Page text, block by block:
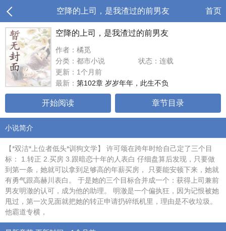
空降的上司，是我渣过的前男友 首页
空降的上司，是我渣过的前男友
作者：橘觅
分类：都市小说
状态：连载
更新：1个月前
最新： 第102章 岁岁年年，此生不负
开始阅读 章节目录
小说简介
【*双洁*上位者低头*训狗文学】 许可颂在跨年时给自己定了三个目
标： 1.转正 2.买房 3.跟暗恋十年的人表白 仔细盘算后发现，只要做
到第一条，她就可以拿到足够高的年薪买房， 只要能安顿下来，她就
有勇气跟高赫川表白。 于是她的三个目标合并成一个：获得上司兼前
男友明澈的认可，成为他的助理。 明澈是一个偏执狂，因为记恨被她
甩过，第一次见面就把她的转正申请扔碎纸机里，理由是不收垃圾。
他霸道专横，